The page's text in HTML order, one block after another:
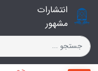
انتشارات
مشهور